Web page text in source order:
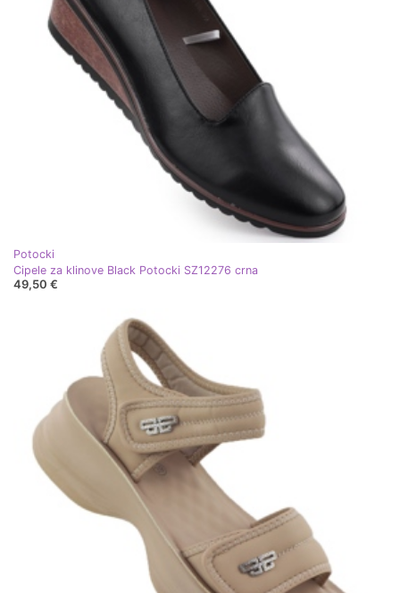
Potocki
Cipele za klinove Black Potocki SZ12276 crna
49,50 €